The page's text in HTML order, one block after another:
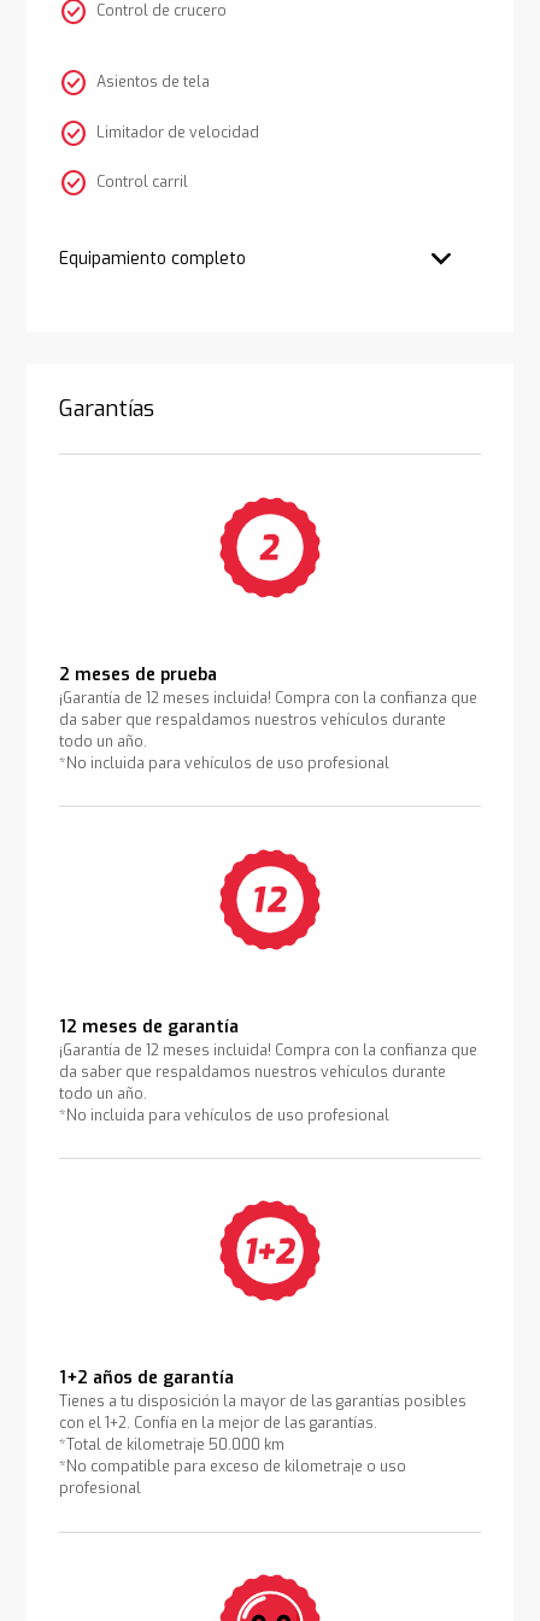
check_circle Control de crucero
check_circle Asientos de tela
check_circle Limitador de velocidad
check_circle Control carril
Equipamiento completo
Garantías
2 meses de prueba
¡Garantía de 12 meses incluida! Compra con la confianza que
da saber que respaldamos nuestros vehículos durante
todo un año.
*No incluida para vehículos de uso profesional
12 meses de garantía
¡Garantía de 12 meses incluida! Compra con la confianza que
da saber que respaldamos nuestros vehículos durante
todo un año.
*No incluida para vehículos de uso profesional
1+2 años de garantía
Tienes a tu disposición la mayor de las garantías posibles
con el 1+2. Confía en la mejor de las garantías.
*Total de kilometraje 50.000 km
*No compatible para exceso de kilometraje o uso
profesional